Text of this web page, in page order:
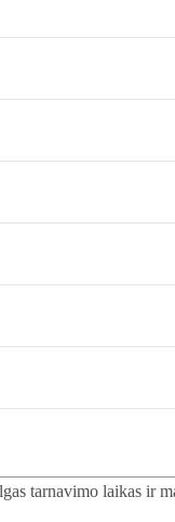
tarnavimo laikas ir